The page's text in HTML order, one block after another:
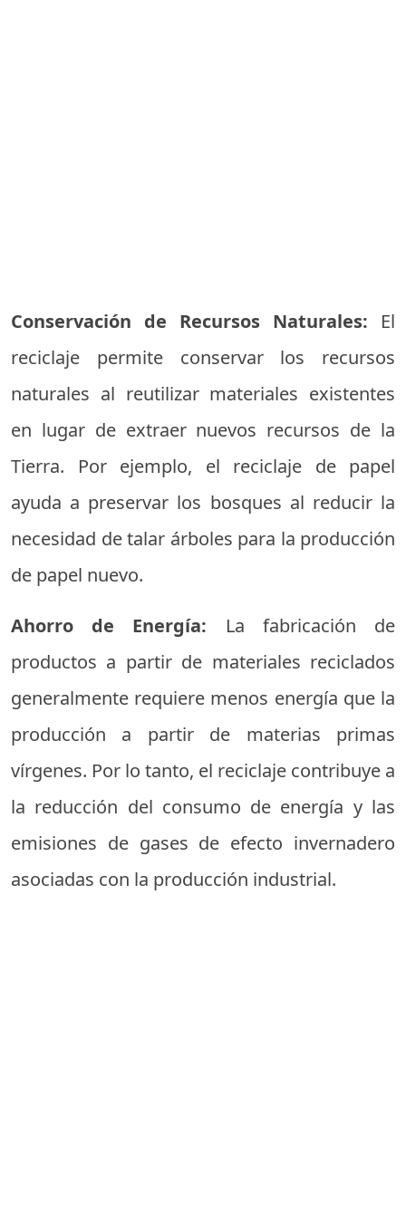
Conservación de Recursos Naturales: El
reciclaje permite conservar los recursos
naturales al reutilizar materiales existentes
en lugar de extraer nuevos recursos de la
Tierra. Por ejemplo, el reciclaje de papel
ayuda a preservar los bosques al reducir la
necesidad de talar árboles para la producción
de papel nuevo.
Ahorro de Energía: La fabricación de
productos a partir de materiales reciclados
generalmente requiere menos energía que la
producción a partir de materias primas
vírgenes. Por lo tanto, el reciclaje contribuye a
la reducción del consumo de energía y las
emisiones de gases de efecto invernadero
asociadas con la producción industrial.